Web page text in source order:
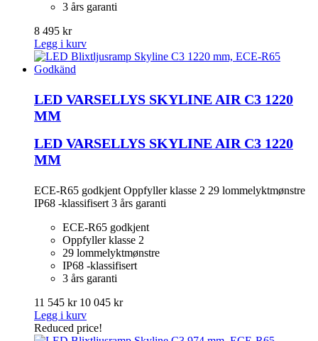
3 års garanti
8 495 kr
Legg i kurv
LED VARSELLYS SKYLINE AIR C3 1220
MM
LED VARSELLYS SKYLINE AIR C3 1220
MM
ECE-R65 godkjent Oppfyller klasse 2 29 lommelyktmønstre
IP68 -klassifisert 3 års garanti
ECE-R65 godkjent
Oppfyller klasse 2
29 lommelyktmønstre
IP68 -klassifisert
3 års garanti
11 545 kr 10 045 kr
Legg i kurv
Reduced price!